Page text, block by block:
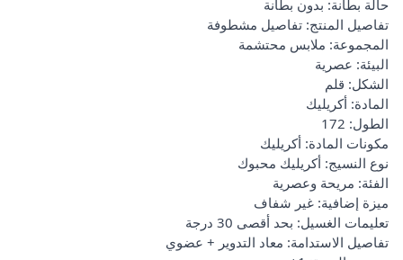
حالة بطانة: بدون بطانة
تفاصيل المنتج: تفاصيل مشطوفة
المجموعة: ملابس محتشمة
البيئة: عصرية
الشكل: قلم
المادة: أكريليك
الطول: 172
مكونات المادة: أكريليك
نوع النسيج: أكريليك محبوك
الفئة: مريحة وعصرية
ميزة إضافية: غير شفاف
تعليمات الغسيل: بحد أقصى 30 درجة
تفاصيل الاستدامة: معاد التدوير + عضوي